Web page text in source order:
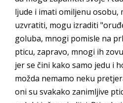
ljude i imati omiljenu osobu,
uzvratiti, mogu izraditi
goluba, mnogi pomisle na
pticu, zapravo, mnogi ih
jer se čini kako samo jedu i
možda nemamo neku
oni su svakako zanimljive